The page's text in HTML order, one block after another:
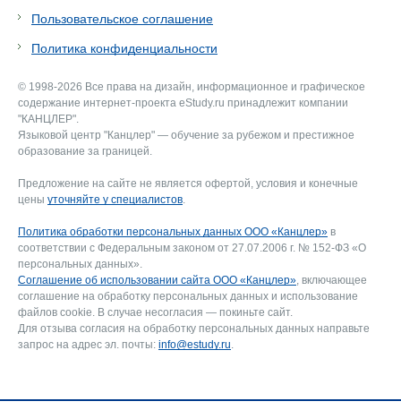
Пользовательское соглашение
Политика конфиденциальности
© 1998-2026 Все права на дизайн, информационное и графическое
содержание интернет-проекта eStudy.ru принадлежит компании
"КАНЦЛЕР".
Языковой центр "Канцлер" — обучение за рубежом и престижное
образование за границей.
Предложение на сайте не является офертой, условия и конечные
цены уточняйте у специалистов.
Политика обработки персональных данных ООО «Канцлер» в
соответствии с Федеральным законом от 27.07.2006 г. № 152-ФЗ «О
персональных данных».
Соглашение об использовании сайта ООО «Канцлер», включающее
соглашение на обработку персональных данных и использование
файлов cookie. В случае несогласия — покиньте сайт.
Для отзыва согласия на обработку персональных данных направьте
запрос на адрес эл. почты: info@estudy.ru.